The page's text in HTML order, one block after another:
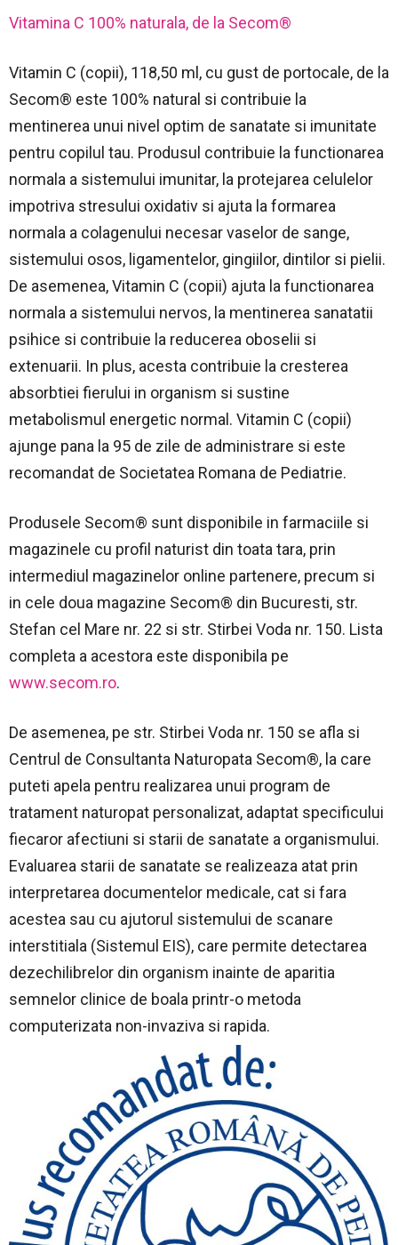
Vitamina C 100% naturala, de la Secom®
Vitamin C (copii), 118,50 ml, cu gust de portocale, de la
Secom® este 100% natural si contribuie la
mentinerea unui nivel optim de sanatate si imunitate
pentru copilul tau. Produsul contribuie la functionarea
normala a sistemului imunitar, la protejarea celulelor
impotriva stresului oxidativ si ajuta la formarea
normala a colagenului necesar vaselor de sange,
sistemului osos, ligamentelor, gingiilor, dintilor si pielii.
De asemenea, Vitamin C (copii) ajuta la functionarea
normala a sistemului nervos, la mentinerea sanatatii
psihice si contribuie la reducerea oboselii si
extenuarii. In plus, acesta contribuie la cresterea
absorbtiei fierului in organism si sustine
metabolismul energetic normal. Vitamin C (copii)
ajunge pana la 95 de zile de administrare si este
recomandat de Societatea Romana de Pediatrie.
Produsele Secom® sunt disponibile in farmaciile si
magazinele cu profil naturist din toata tara, prin
intermediul magazinelor online partenere, precum si
in cele doua magazine Secom® din Bucuresti, str.
Stefan cel Mare nr. 22 si str. Stirbei Voda nr. 150. Lista
completa a acestora este disponibila pe
www.secom.ro.
De asemenea, pe str. Stirbei Voda nr. 150 se afla si
Centrul de Consultanta Naturopata Secom®, la care
puteti apela pentru realizarea unui program de
tratament naturopat personalizat, adaptat specificului
fiecaror afectiuni si starii de sanatate a organismului.
Evaluarea starii de sanatate se realizeaza atat prin
interpretarea documentelor medicale, cat si fara
acestea sau cu ajutorul sistemului de scanare
interstitiala (Sistemul EIS), care permite detectarea
dezechilibrelor din organism inainte de aparitia
semnelor clinice de boala printr-o metoda
computerizata non-invaziva si rapida.